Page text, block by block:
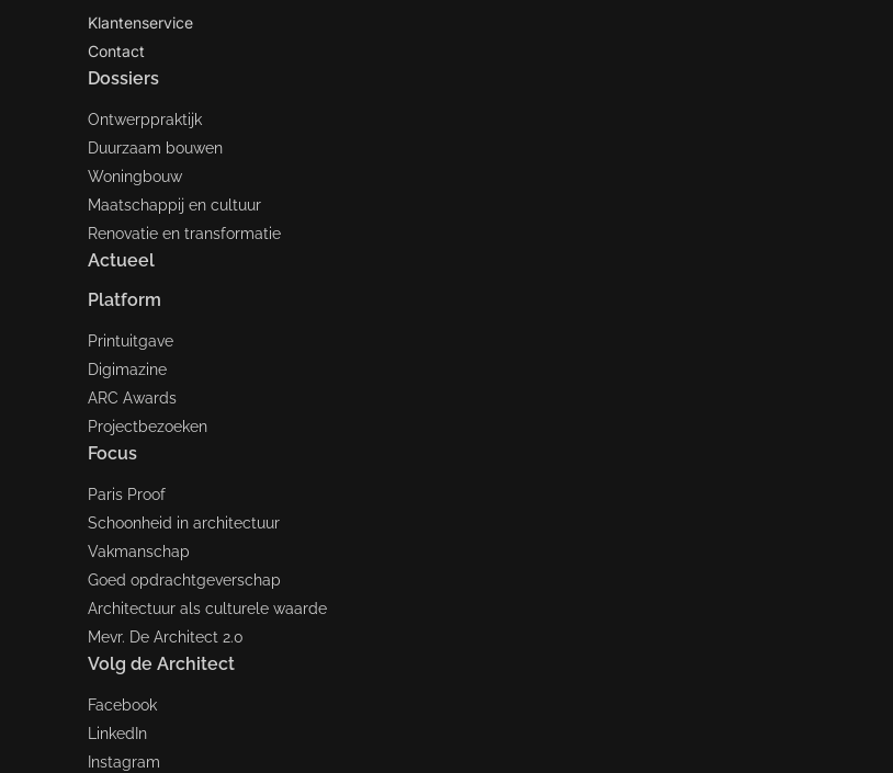
Klantenservice
Contact
Dossiers
Ontwerppraktijk
Duurzaam bouwen
Woningbouw
Maatschappij en cultuur
Renovatie en transformatie
Actueel
Platform
Printuitgave
Digimazine
ARC Awards
Projectbezoeken
Focus
Paris Proof
Schoonheid in architectuur
Vakmanschap
Goed opdrachtgeverschap
Architectuur als culturele waarde
Mevr. De Architect 2.0
Volg de Architect
Facebook
LinkedIn
Instagram